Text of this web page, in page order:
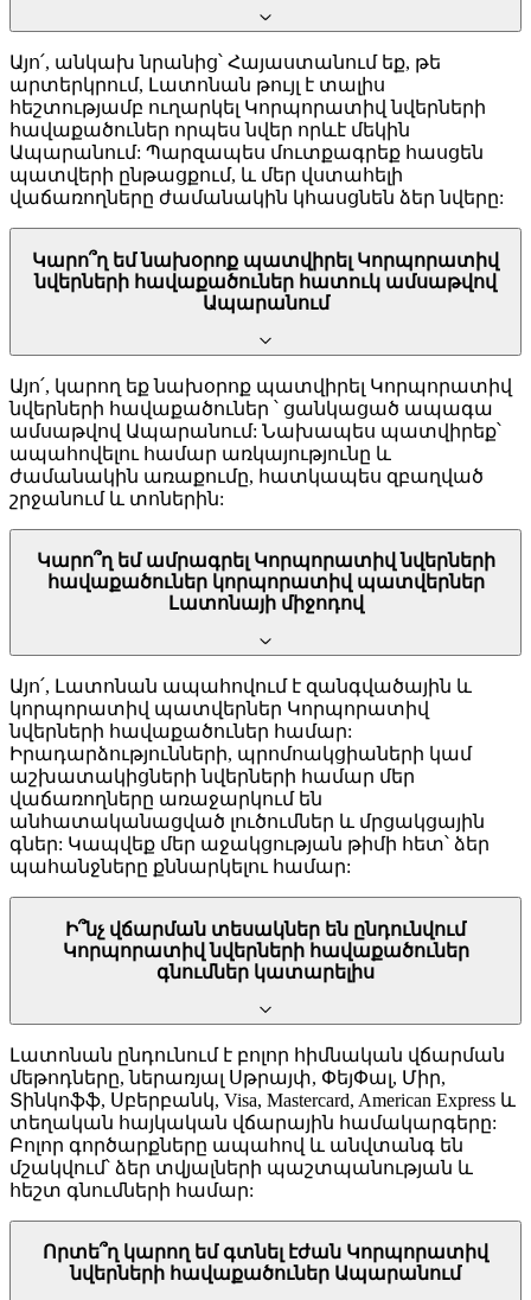
Այո՛, անկախ նրանից՝ Հայաստանում եք, թե
արտերկրում, Լատոնան թույլ է տալիս
հեշտությամբ ուղարկել Կորպորատիվ նվերների
հավաքածուներ որպես նվեր որևէ մեկին
Ապարանում: Պարզապես մուտքագրեք հասցեն
պատվերի ընթացքում, և մեր վստահելի
վաճառողները ժամանակին կհասցնեն ձեր նվերը:
Կարո՞ղ եմ նախօրոք պատվիրել Կորպորատիվ
նվերների հավաքածուներ հատուկ ամսաթվով
Ապարանում
Այո՛, կարող եք նախօրոք պատվիրել Կորպորատիվ
նվերների հավաքածուներ ՝ ցանկացած ապագա
ամսաթվով Ապարանում: Նախապես պատվիրեք՝
ապահովելու համար առկայությունը և
ժամանակին առաքումը, հատկապես զբաղված
շրջանում և տոներին:
Կարո՞ղ եմ ամրագրել Կորպորատիվ նվերների
հավաքածուներ կորպորատիվ պատվերներ
Լատոնայի միջոդով
Այո՛, Լատոնան ապահովում է զանգվածային և
կորպորատիվ պատվերներ Կորպորատիվ
նվերների հավաքածուներ համար:
Իրադարձությունների, պրոմոակցիաների կամ
աշխատակիցների նվերների համար մեր
վաճառողները առաջարկում են
անհատականացված լուծումներ և մրցակցային
գներ: Կապվեք մեր աջակցության թիմի հետ՝ ձեր
պահանջները քննարկելու համար:
Ի՞նչ վճարման տեսակներ են ընդունվում
Կորպորատիվ նվերների հավաքածուներ
գնումներ կատարելիս
Լատոնան ընդունում է բոլոր հիմնական վճարման
մեթոդները, ներառյալ Սթրայփ, ՓեյՓալ, Միր,
Տինկոֆֆ, Սբերբանկ, Visa, Mastercard, American Express և
տեղական հայկական վճարային համակարգերը:
Բոլոր գործարքները ապահով և անվտանգ են
մշակվում՝ ձեր տվյալների պաշտպանության և
հեշտ գնումների համար:
Որտե՞ղ կարող եմ գտնել էժան Կորպորատիվ
նվերների հավաքածուներ Ապարանում